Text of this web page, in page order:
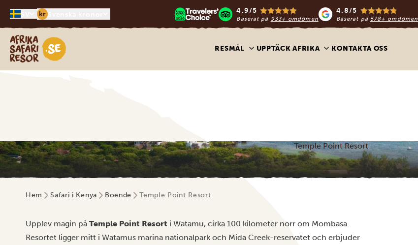
kr 4.9/5
Baserat på 933+ omdömen
4.8/5
Baserat på 578+ omdömen
Safari-resor i Afrika
RESMÅL UPPTÄCK AFRIKA KONTAKTA OSS
Temple Point Resort
Hem Safari i Kenya Boende Temple Point Resort
Upplev magin på Temple Point Resort i Watamu, cirka 100 kilometer norr om Mombasa.
Resortet ligger mitt i Watamus marina nationalpark och Mida Creek-reservatet och erbjuder